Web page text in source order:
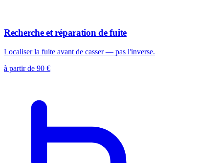
Recherche et réparation de fuite
Localiser la fuite avant de casser — pas l'inverse.
à partir de 90 €